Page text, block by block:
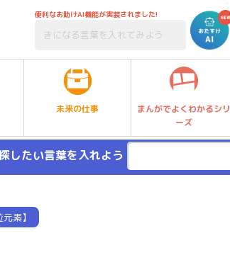
便利なお助けAI機能が実装されました!
未来の仕事
まんがでよくわかるシリ
ーズ
したい言葉を入れよう
素】